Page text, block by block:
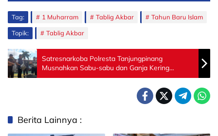
Tag: 1 Muharram Tablig Akbar Tahun Baru Islam
Topik: Tablig Akbar
Satresnarkoba Polresta Tanjungpinang
Musnahkan Sabu-sabu dan Ganja Kering
Seberat 6,9 Kg
Berita Lainnya :